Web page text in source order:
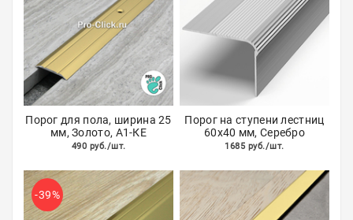
Садовая мебель
Оплата
Доставка
Самовывоз
Контакты
Акции
Порог для пола, ширина 25
мм, Золото, А1-КЕ
490 руб./шт.
Порог на ступени лестниц
60х40 мм, Серебро
1685 руб./шт.
-39%